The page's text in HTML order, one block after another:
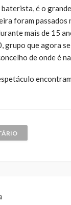
baterista, é o
foram passados
mais de 15
grupo que agora
de onde é